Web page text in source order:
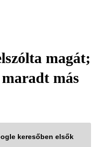
magát;
más
keresőben elsők